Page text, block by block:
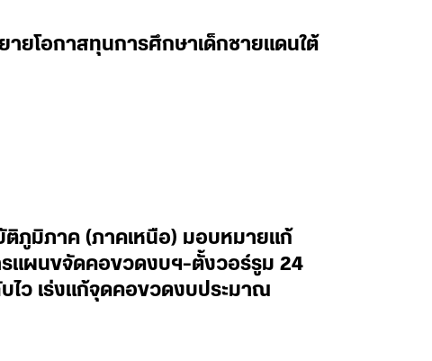
ยโอกาสทุนการศึกษาเด็กชายแดนใต้
ติภูมิภาค (ภาคเหนือ) มอบหมายแก้
แผนขจัดคอขวดงบฯ-ตั้งวอร์รูม 24
ไว เร่งแก้จุดคอขวดงบประมาณ